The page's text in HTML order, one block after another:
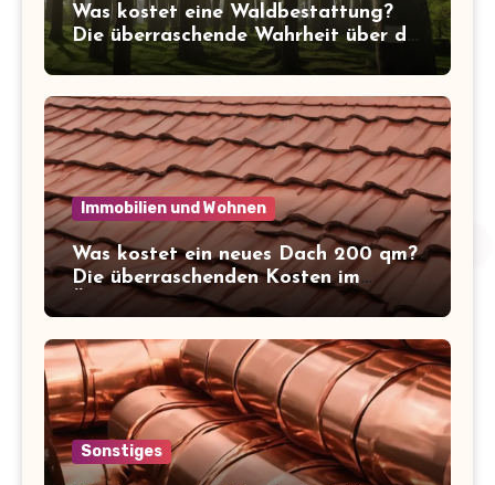
Was kostet eine Waldbestattung?
Die überraschende Wahrheit über die
Kosten der letzten Ruhe
Immobilien und Wohnen
Was kostet ein neues Dach 200 qm?
Die überraschenden Kosten im
Überblick!
Sonstiges